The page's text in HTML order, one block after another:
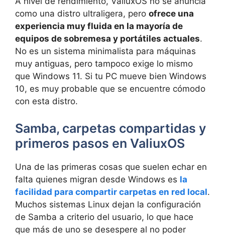
como una distro ultraligera, pero ofrece una
experiencia muy fluida en la mayoría de
equipos de sobremesa y portátiles actuales.
No es un sistema minimalista para máquinas
muy antiguas, pero tampoco exige lo mismo
que Windows 11. Si tu PC mueve bien Windows
10, es muy probable que se encuentre cómodo
con esta distro.
Samba, carpetas compartidas y
primeros pasos en ValiuxOS
Una de las primeras cosas que suelen echar en
falta quienes migran desde Windows es la
facilidad para compartir carpetas en red local.
Muchos sistemas Linux dejan la configuración
de Samba a criterio del usuario, lo que hace
que más de uno se desespere al no poder